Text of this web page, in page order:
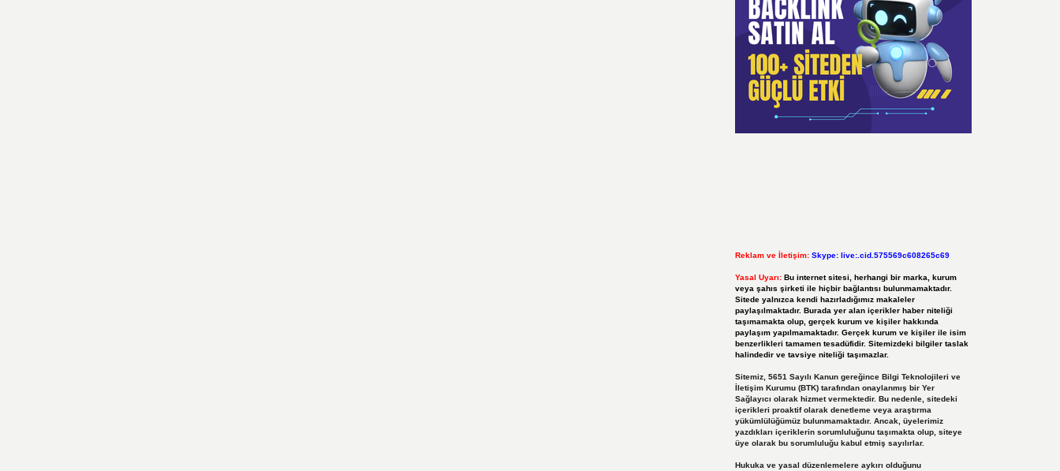
Reklam ve İletişim: Skype: live:.cid.575569c608265c69
Yasal Uyarı: Bu internet sitesi, herhangi bir marka, kurum
veya şahıs şirketi ile hiçbir bağlantısı bulunmamaktadır.
Sitede yalnızca kendi hazırladığımız makaleler
paylaşılmaktadır. Burada yer alan içerikler haber niteliği
taşımamakta olup, gerçek kurum ve kişiler hakkında
paylaşım yapılmamaktadır. Gerçek kurum ve kişiler ile isim
benzerlikleri tamamen tesadüfidir. Sitemizdeki bilgiler taslak
halindedir ve tavsiye niteliği taşımazlar.
Sitemiz, 5651 Sayılı Kanun gereğince Bilgi Teknolojileri ve
İletişim Kurumu (BTK) tarafından onaylanmış bir Yer
Sağlayıcı olarak hizmet vermektedir. Bu nedenle, sitedeki
içerikleri proaktif olarak denetleme veya araştırma
yükümlülüğümüz bulunmamaktadır. Ancak, üyelerimiz
yazdıkları içeriklerin sorumluluğunu taşımakta olup, siteye
üye olarak bu sorumluluğu kabul etmiş sayılırlar.
Hukuka ve yasal düzenlemelere aykırı olduğunu